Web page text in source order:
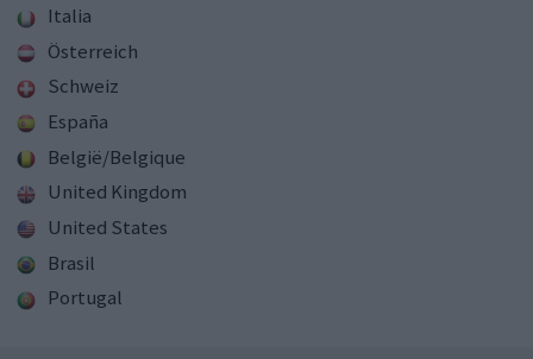
Italia
Österreich
Schweiz
España
België/Belgique
United Kingdom
United States
Brasil
Portugal